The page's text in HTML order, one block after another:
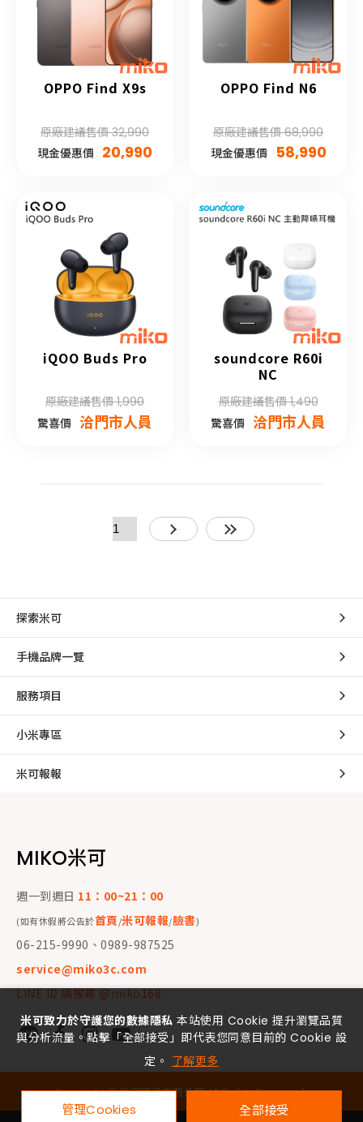
OPPO Find X9s
原廠建議售價 32,990
現金優惠價 20,990
OPPO Find N6
原廠建議售價 68,990
現金優惠價
58,990
iQOO Buds Pro
原廠建議售價 1,990
驚喜價 洽門市人員
soundcore R60i
NC
原廠建議售價 1,490
驚喜價 洽門市人員
探索米可
手機品牌一覽
服務項目
小米專區
米可報報
MIKO米可
週一到週日 11：00~21：00
(如有休假將公告於首頁/米可報報/臉書)
06-215-9990、0989-987525
service@miko3c.com
LINE ID 請搜尋 @miko168
Copyright ©米可資訊有限公司All Rights Reserved.
米可致力於守護您的數據隱私 本站使用 Cookie 提升瀏覽品質
與分析流量。點擊「全部接受」即代表您同意目前的 Cookie 設
定。 了解更多
管理Cookies 全部接受